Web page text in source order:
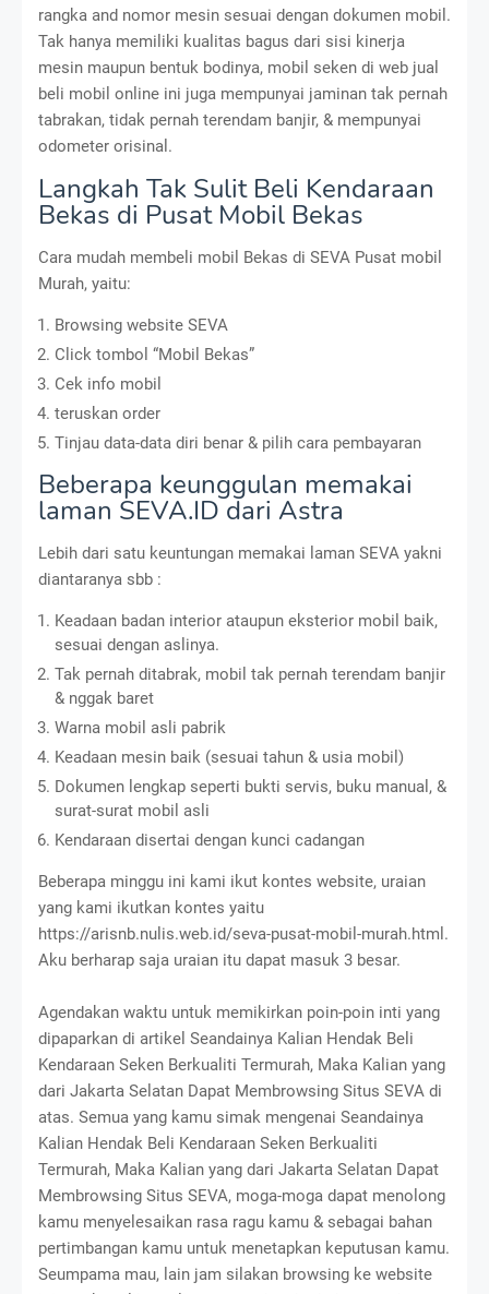
rangka and nomor mesin sesuai dengan dokumen mobil.
Tak hanya memiliki kualitas bagus dari sisi kinerja
mesin maupun bentuk bodinya, mobil seken di web jual
beli mobil online ini juga mempunyai jaminan tak pernah
tabrakan, tidak pernah terendam banjir, & mempunyai
odometer orisinal.
Langkah Tak Sulit Beli Kendaraan
Bekas di Pusat Mobil Bekas
Cara mudah membeli mobil Bekas di SEVA Pusat mobil
Murah, yaitu:
Browsing website SEVA
Click tombol “Mobil Bekas”
Cek info mobil
teruskan order
Tinjau data-data diri benar & pilih cara pembayaran
Beberapa keunggulan memakai
laman SEVA.ID dari Astra
Lebih dari satu keuntungan memakai laman SEVA yakni
diantaranya sbb :
Keadaan badan interior ataupun eksterior mobil baik,
sesuai dengan aslinya.
Tak pernah ditabrak, mobil tak pernah terendam banjir
& nggak baret
Warna mobil asli pabrik
Keadaan mesin baik (sesuai tahun & usia mobil)
Dokumen lengkap seperti bukti servis, buku manual, &
surat-surat mobil asli
Kendaraan disertai dengan kunci cadangan
Beberapa minggu ini kami ikut kontes website, uraian
yang kami ikutkan kontes yaitu
https://arisnb.nulis.web.id/seva-pusat-mobil-murah.html.
Aku berharap saja uraian itu dapat masuk 3 besar.
Agendakan waktu untuk memikirkan poin-poin inti yang
dipaparkan di artikel Seandainya Kalian Hendak Beli
Kendaraan Seken Berkualiti Termurah, Maka Kalian yang
dari Jakarta Selatan Dapat Membrowsing Situs SEVA di
atas. Semua yang kamu simak mengenai Seandainya
Kalian Hendak Beli Kendaraan Seken Berkualiti
Termurah, Maka Kalian yang dari Jakarta Selatan Dapat
Membrowsing Situs SEVA, moga-moga dapat menolong
kamu menyelesaikan rasa ragu kamu & sebagai bahan
pertimbangan kamu untuk menetapkan keputusan kamu.
Seumpama mau, lain jam silakan browsing ke website